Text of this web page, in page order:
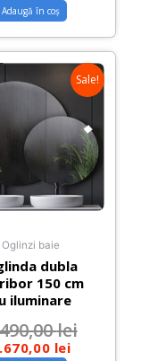
Adaugă în coș
Sale!
Oglinzi baie
dubla
150 cm
iluminare
lei
lei